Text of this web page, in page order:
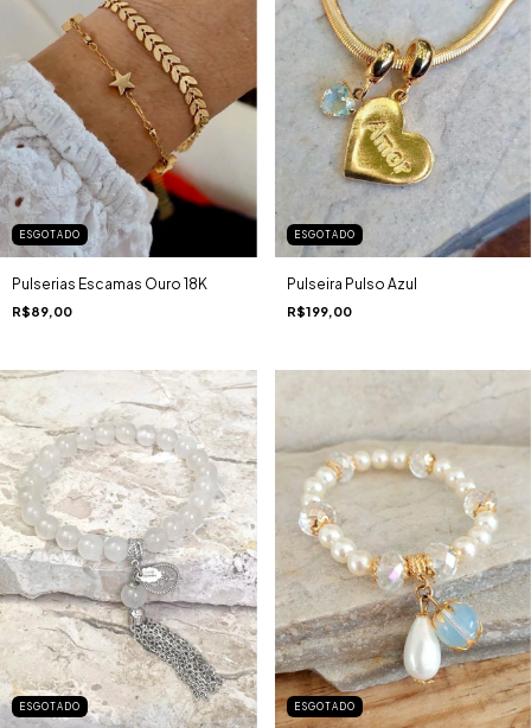
ESGOTADO
Pulserias Escamas Ouro 18K
R$89,00
ESGOTADO
Pulseira Pulso Azul
R$199,00
ESGOTADO ESGOTADO